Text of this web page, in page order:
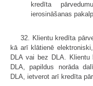
kredīta
ierosināšanas
32. Klientu kredīta
kā arī klātienē
DLA vai bez DLA.
DLA, papildus norāda
DLA, ietverot arī kredīta